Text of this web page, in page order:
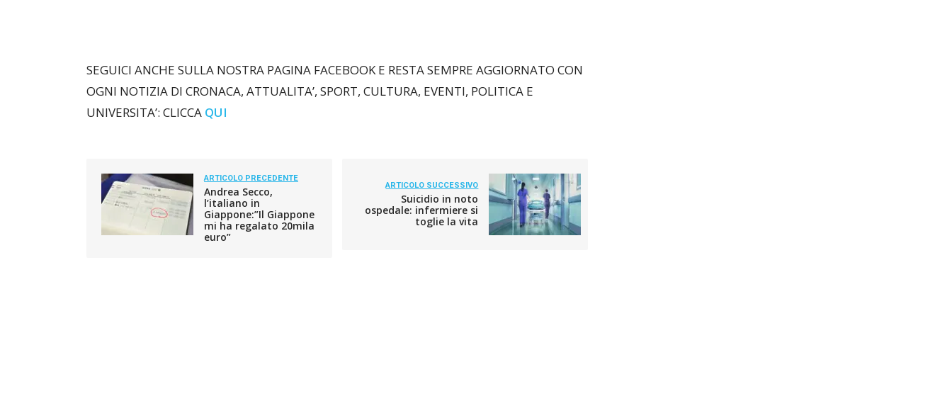
SEGUICI ANCHE SULLA NOSTRA PAGINA FACEBOOK E RESTA SEMPRE AGGIORNATO CON
OGNI NOTIZIA DI CRONACA, ATTUALITA’, SPORT, CULTURA, EVENTI, POLITICA E
UNIVERSITA’: CLICCA QUI
ARTICOLO PRECEDENTE
Andrea Secco,
l’italiano in
Giappone:”Il Giappone
mi ha regalato 20mila
euro”
ARTICOLO SUCCESSIVO
Suicidio in noto
ospedale: infermiere si
toglie la vita